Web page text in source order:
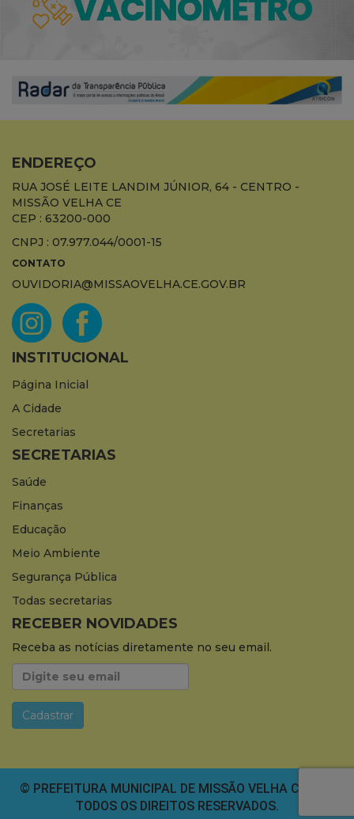
ENDEREÇO
RUA JOSÉ LEITE LANDIM JÚNIOR, 64 - CENTRO -
MISSÃO VELHA CE
CEP : 63200-000
CNPJ : 07.977.044/0001-15
CONTATO
OUVIDORIA@MISSAOVELHA.CE.GOV.BR
INSTITUCIONAL
Página Inicial
A Cidade
Secretarias
SECRETARIAS
Saúde
Finanças
Educação
Meio Ambiente
Segurança Pública
Todas secretarias
RECEBER NOVIDADES
Receba as notícias diretamente no seu email.
© PREFEITURA MUNICIPAL DE MISSÃO VELHA CEARÁ.
TODOS OS DIREITOS RESERVADOS.